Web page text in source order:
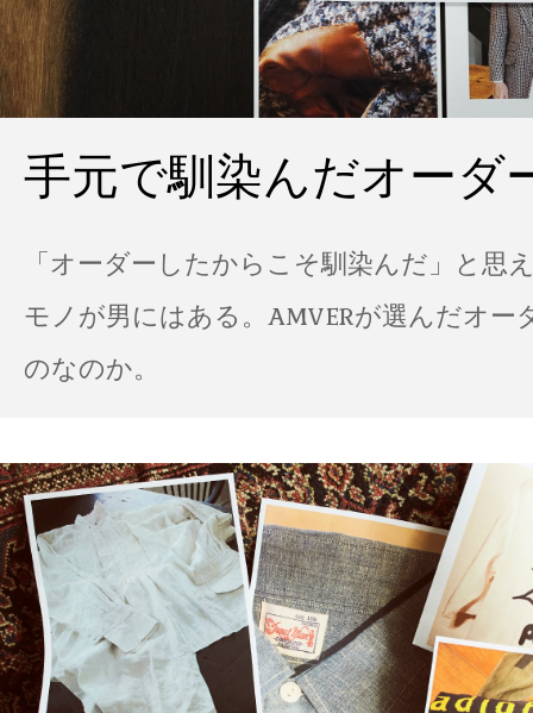
手元で馴染んだオーダ
「オーダーしたからこそ馴染んだ」と思
モノが男にはある。AMVERが選んだオー
のなのか。